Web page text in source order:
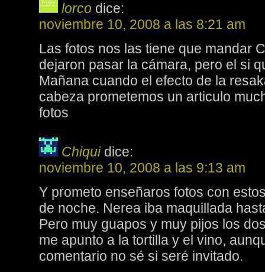
lorco dice:
noviembre 10, 2008 a las 8:21 am
Las fotos nos las tiene que mandar
dejaron pasar la cámara, pero el si
Mañana cuando el efecto de la
cabeza prometemos un articulo
fotos
Chiqui dice:
noviembre 10, 2008 a las 9:13 am
Y prometo enseñaros fotos con
de noche. Nerea iba maquillada
Pero muy guapos y muy pijos los
me apunto a la tortilla y el vino,
comentario no sé si seré invitado.